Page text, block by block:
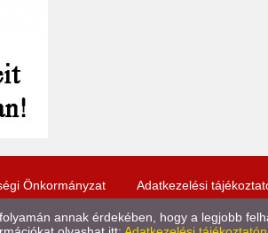
Önkormányzat Adatkezelési
annak érdekében, hogy a legjobb